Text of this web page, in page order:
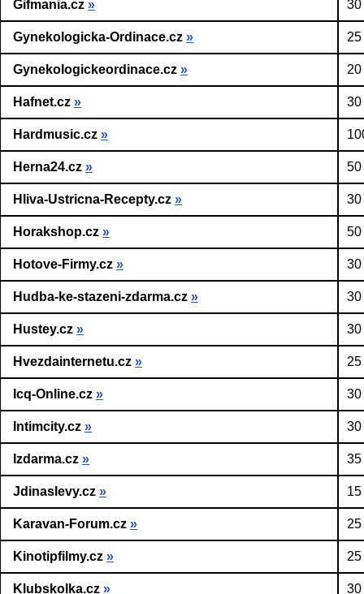
Gifmania.cz » 30
Gynekologicka-Ordinace.cz »
Gynekologickeordinace.cz »
Hafnet.cz » 30
Hardmusic.cz »
Herna24.cz » 50
Hliva-Ustricna-Recepty.cz » 30
Horakshop.cz » 50
Hotove-Firmy.cz » 30
Hudba-ke-stazeni-zdarma.cz » 30
Hustey.cz » 30
Hvezdainternetu.cz »
Icq-Online.cz » 30
Intimcity.cz » 30
Izdarma.cz » 35
Jdinaslevy.cz »
Karavan-Forum.cz »
Kinotipfilmy.cz »
Klubskolka.cz » 30